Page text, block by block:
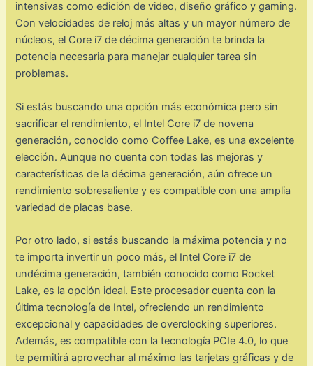
intensivas como edición de video, diseño gráfico y gaming.
Con velocidades de reloj más altas y un mayor número de
núcleos, el Core i7 de décima generación te brinda la
potencia necesaria para manejar cualquier tarea sin
problemas.
Si estás buscando una opción más económica pero sin
sacrificar el rendimiento, el Intel Core i7 de novena
generación, conocido como Coffee Lake, es una excelente
elección. Aunque no cuenta con todas las mejoras y
características de la décima generación, aún ofrece un
rendimiento sobresaliente y es compatible con una amplia
variedad de placas base.
Por otro lado, si estás buscando la máxima potencia y no
te importa invertir un poco más, el Intel Core i7 de
undécima generación, también conocido como Rocket
Lake, es la opción ideal. Este procesador cuenta con la
última tecnología de Intel, ofreciendo un rendimiento
excepcional y capacidades de overclocking superiores.
Además, es compatible con la tecnología PCIe 4.0, lo que
te permitirá aprovechar al máximo las tarjetas gráficas y de